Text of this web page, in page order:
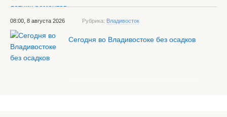
08:00, 8 августа 2026 Рубрика: Владивосток
Сегодня во Владивостоке без осадков